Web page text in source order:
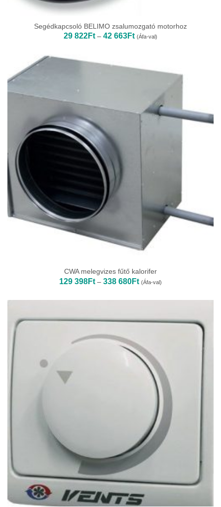
Segédkapcsoló BELIMO zsalumozgató motorhoz
29 822Ft – 42 663FtÁrtartomány:
29
663Ft
(Áfa-val)
CWA melegvizes fűtő kalorifer
129 398Ft – 338 680FtÁrtartomány:
129
-
(Áfa-val)